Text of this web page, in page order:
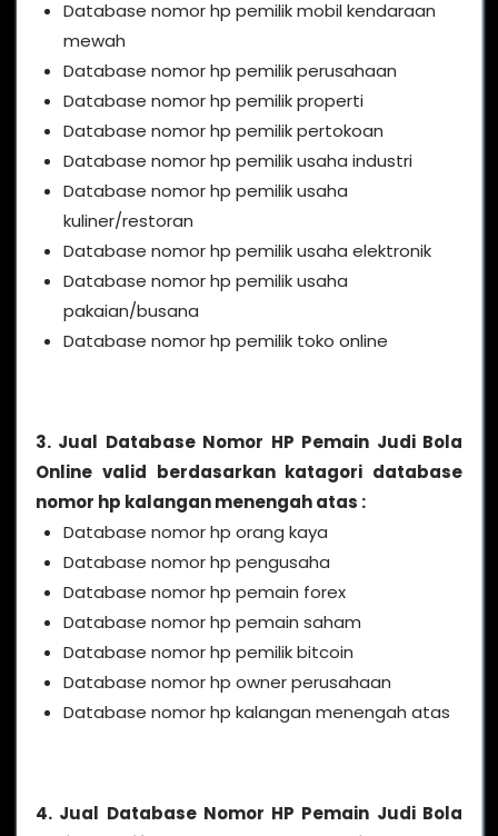
Database nomor hp pemilik mobil kendaraan
mewah
Database nomor hp pemilik perusahaan
Database nomor hp pemilik properti
Database nomor hp pemilik pertokoan
Database nomor hp pemilik usaha industri
Database nomor hp pemilik usaha
kuliner/restoran
Database nomor hp pemilik usaha elektronik
Database nomor hp pemilik usaha
pakaian/busana
Database nomor hp pemilik toko online
3. Jual Database Nomor HP Pemain Judi Bola
Online valid berdasarkan katagori database
nomor hp kalangan menengah atas :
Database nomor hp orang kaya
Database nomor hp pengusaha
Database nomor hp pemain forex
Database nomor hp pemain saham
Database nomor hp pemilik bitcoin
Database nomor hp owner perusahaan
Database nomor hp kalangan menengah atas
4. Jual Database Nomor HP Pemain Judi Bola